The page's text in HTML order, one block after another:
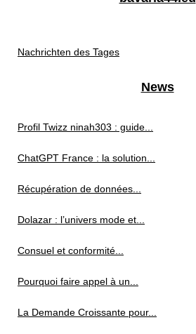
Nachrichten des Tages
News
Profil Twizz ninah303 : guide...
ChatGPT France : la solution...
Récupération de données...
Dolazar : l’univers mode et...
Consuel et conformité...
Pourquoi faire appel à un...
La Demande Croissante pour...